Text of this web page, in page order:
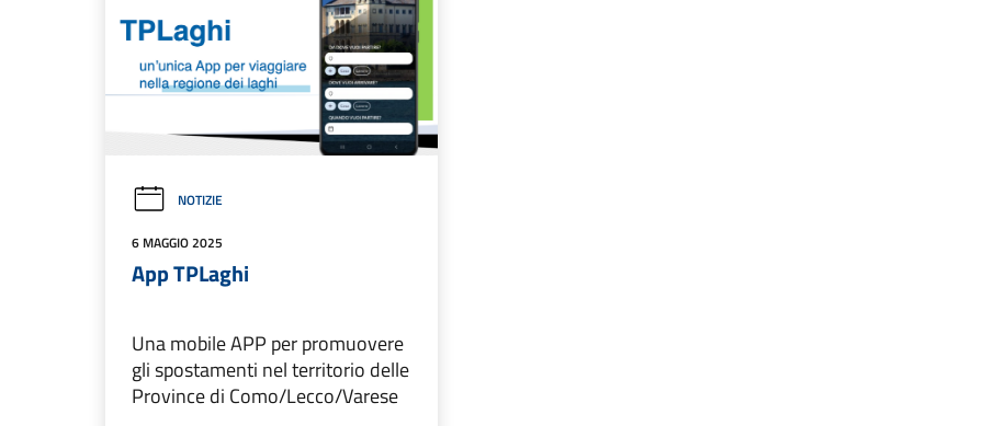
NOTIZIE
6 MAGGIO 2025
App TPLaghi
Una mobile APP per promuovere
gli spostamenti nel territorio delle
Province di Como/Lecco/Varese